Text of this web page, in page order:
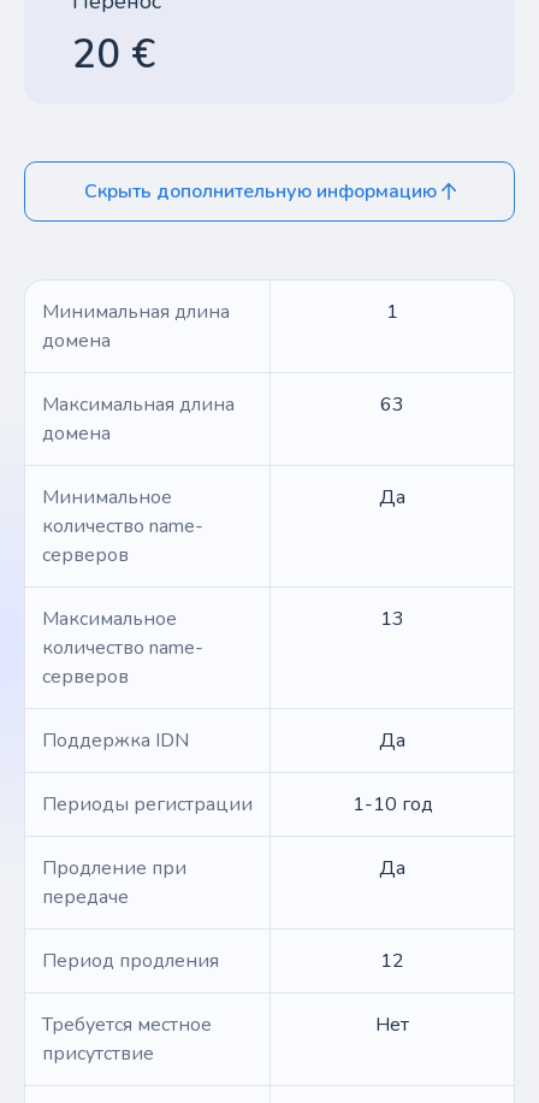
20 €
Скрыть дополнительную информацию
Минимальная длина
домена
1
Максимальная длина
домена
63
Минимальное
количество name-
серверов
Да
Максимальное
количество name-
серверов
13
Поддержка IDN Да
Периоды регистрации 1-10 год
Продление при
передаче
Да
Период продления 12
Требуется местное
присутствие
Нет